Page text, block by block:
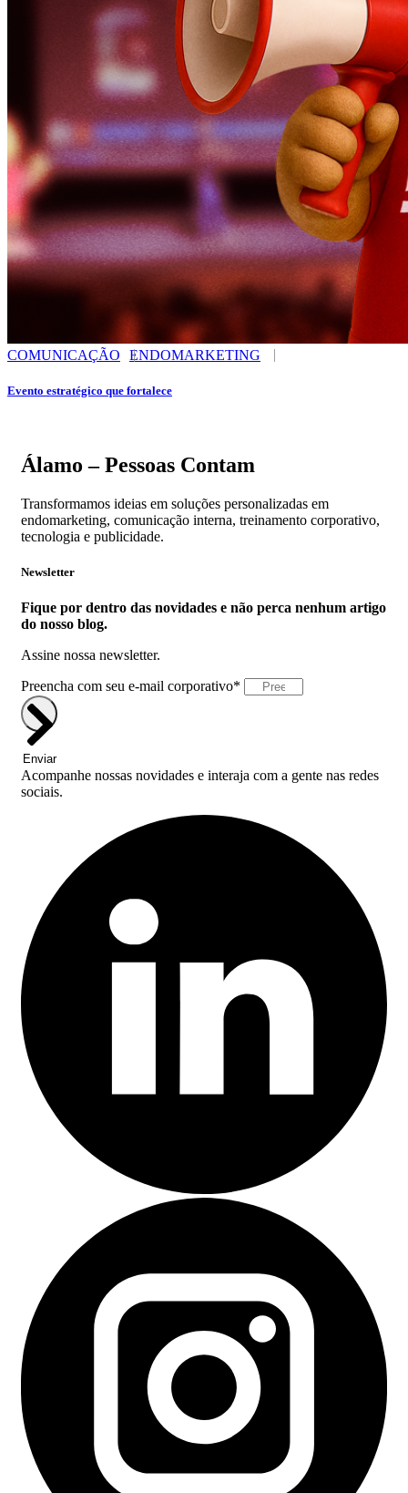
COMUNICAÇÃO ENDOMARKETING
Evento estratégico que fortalece
Álamo – Pessoas Contam
Transformamos ideias em soluções personalizadas em
endomarketing, comunicação interna, treinamento corporativo,
tecnologia e publicidade.
Newsletter
Fique por dentro das novidades e não perca nenhum artigo
do nosso blog.
Assine nossa newsletter.
Preencha com seu e-mail corporativo*
Enviar
Acompanhe nossas novidades e interaja com a gente nas redes
sociais.